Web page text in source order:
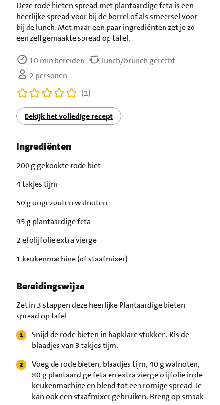
Deze rode bieten spread met plantaardige feta is een
heerlijke spread voor bij de borrel of als smeersel voor
bij de lunch. Met maar een paar ingrediënten zet je zó
een zelfgemaakte spread op tafel.
10 min bereiden
lunch/brunch gerecht
2 personen
(1)
Bekijk het volledige recept
Ingrediënten
200 g gekookte rode biet
4 takjes tijm
50 g ongezouten walnoten
95 g plantaardige feta
2 el olijfolie extra vierge
1 keukenmachine (of staafmixer)
Bereidingswijze
Zet in 3 stappen deze heerlijke Plantaardige bieten
spread op tafel.
Snijd de rode bieten in hapklare stukken. Ris de
blaadjes van 3 takjes tijm.
Voeg de rode bieten, blaadjes tijm, 40 g walnoten,
80 g plantaardige feta en extra vierge olijfolie in de
keukenmachine en blend tot een romige spread. Je
kan ook een staafmixer gebruiken. Breng op smaak